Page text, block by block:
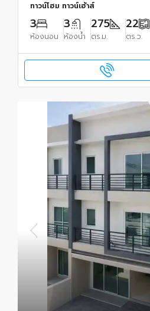
ทาวน์โฮม ทาวน์เฮ้าส์
3
ห้องนอน
3
ห้องน้ำ
275
ตร.ม.
22
ตร.ว.